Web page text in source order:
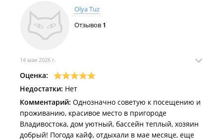
Olya Tuz
Отзывов 1
14 мая 2026 г.
Оценка:
Недостатки: Нет
Комментарий: Однозначно советую к посещению и
проживанию, красивое место в пригороде
Владивостока, дом уютный, бассейн теплый, хозяин
добрый! Погода кайф, отдыхали в мае месяце, еще